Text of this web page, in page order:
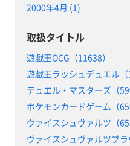
2000年4月 (1)
取扱タイトル
遊戯王OCG（11638）
遊戯王ラッシュデュエル（
デュエル・マスターズ（
ポケモンカードゲーム（
ヴァイスシュヴァルツ（
ヴァイスシュヴァルツブラ